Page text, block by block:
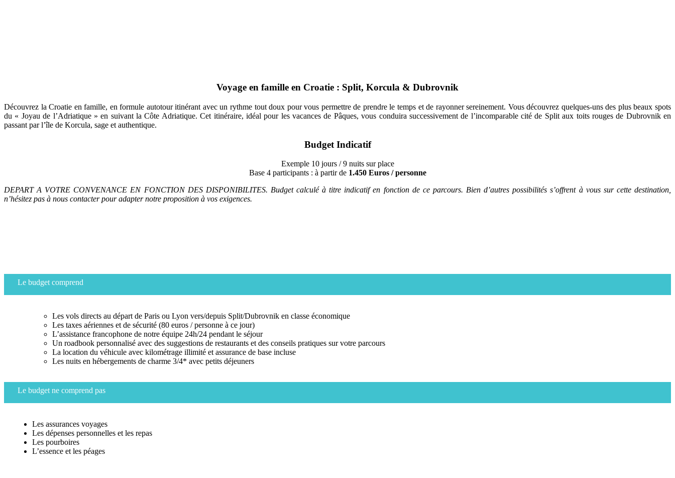
Voyage en famille en Croatie : Split, Korcula & Dubrovnik
Découvrez la Croatie en famille, en formule autotour itinérant avec un rythme tout doux pour vous permettre de prendre le temps et de rayonner sereinement. Vous découvrez quelques-uns des plus beaux spots
du « Joyau de l’Adriatique » en suivant la Côte Adriatique. Cet itinéraire, idéal pour les vacances de Pâques, vous conduira successivement de l’incomparable cité de Split aux toits rouges de Dubrovnik en
passant par l’île de Korcula, sage et authentique.
Budget Indicatif
Exemple 10 jours / 9 nuits sur place
Base 4 participants : à partir de 1.450 Euros / personne
DEPART A VOTRE CONVENANCE EN FONCTION DES DISPONIBILITES. Budget calculé à titre indicatif en fonction de ce parcours. Bien d’autres possibilités s’offrent à vous sur cette destination,
n’hésitez pas à nous contacter pour adapter notre proposition à vos exigences.
Le budget comprend
Les vols directs au départ de Paris ou Lyon vers/depuis Split/Dubrovnik en classe économique
Les taxes aériennes et de sécurité (80 euros / personne à ce jour)
L’assistance francophone de notre équipe 24h/24 pendant le séjour
Un roadbook personnalisé avec des suggestions de restaurants et des conseils pratiques sur votre parcours
La location du véhicule avec kilométrage illimité et assurance de base incluse
Les nuits en hébergements de charme 3/4* avec petits déjeuners
Le budget ne comprend pas
Les assurances voyages
Les dépenses personnelles et les repas
Les pourboires
L’essence et les péages